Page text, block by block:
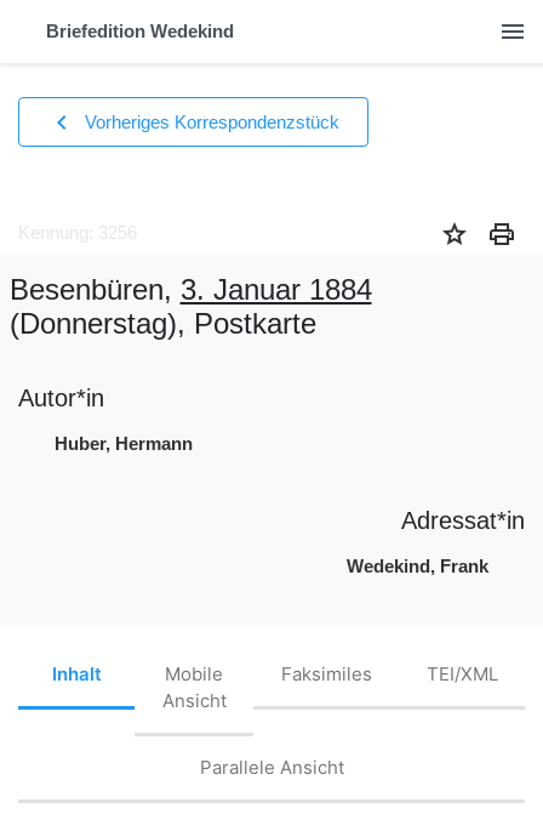
Briefedition Wedekind menu
chevron_left Vorheriges Korrespondenzstück
Kennung: 3256 star print
Besenbüren, 3. Januar 1884
(Donnerstag), Postkarte
Autor*in
Huber, Hermann
Adressat*in
Wedekind, Frank
Inhalt
Mobile
Ansicht
Faksimiles TEI/XML
Parallele Ansicht